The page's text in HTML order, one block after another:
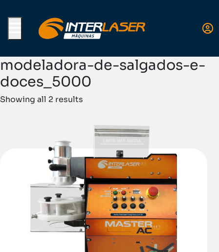
Menu
modeladora-de-salgados-e-
doces_5000
Showing all 2 results